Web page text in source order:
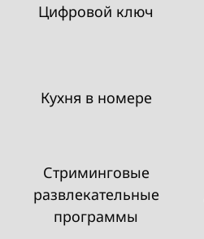
Цифровой ключ
Кухня в номере
Стриминговые
развлекательные
программы